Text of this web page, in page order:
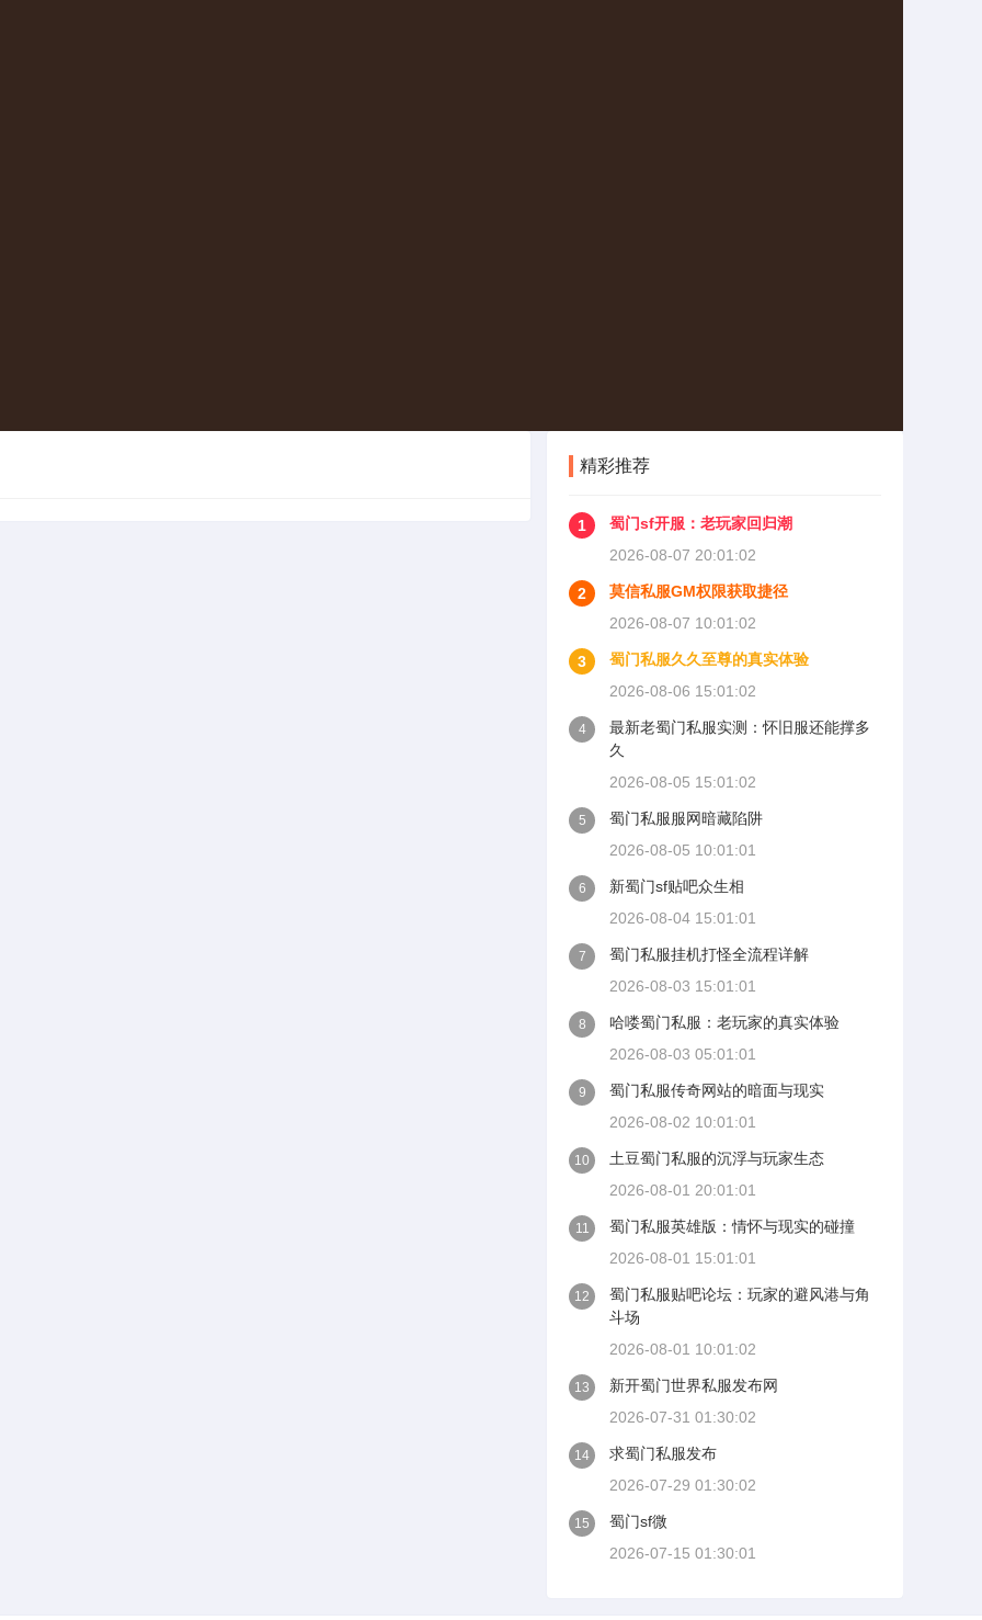
精彩推荐
1
蜀门sf开服：老玩家回归潮
2026-08-07 20:01:02
2
莫信私服GM权限获取捷径
2026-08-07 10:01:02
3
蜀门私服久久至尊的真实体验
2026-08-06 15:01:02
4
最新老蜀门私服实测：怀旧服还能撑多
久
2026-08-05 15:01:02
5
蜀门私服服网暗藏陷阱
2026-08-05 10:01:01
6
新蜀门sf贴吧众生相
2026-08-04 15:01:01
7
蜀门私服挂机打怪全流程详解
2026-08-03 15:01:01
8
哈喽蜀门私服：老玩家的真实体验
2026-08-03 05:01:01
9
蜀门私服传奇网站的暗面与现实
2026-08-02 10:01:01
10
土豆蜀门私服的沉浮与玩家生态
2026-08-01 20:01:01
11
蜀门私服英雄版：情怀与现实的碰撞
2026-08-01 15:01:01
12
蜀门私服贴吧论坛：玩家的避风港与角
斗场
2026-08-01 10:01:02
13
新开蜀门世界私服发布网
2026-07-31 01:30:02
14
求蜀门私服发布
2026-07-29 01:30:02
15
蜀门sf微
2026-07-15 01:30:01